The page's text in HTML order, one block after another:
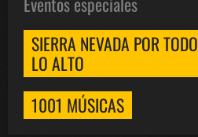
SIERRA NEVADA POR TODO
LO ALTO
1001 MÚSICAS